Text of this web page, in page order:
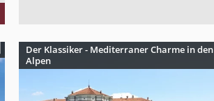
Der Klassiker - Mediterraner Charme in den
Alpen